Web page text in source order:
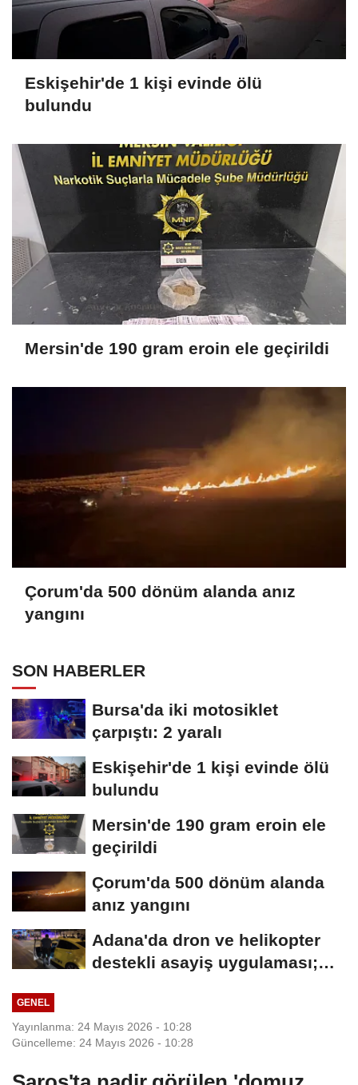
Eskişehir'de 1 kişi evinde ölü
bulundu
Mersin'de 190 gram eroin ele geçirildi
Çorum'da 500 dönüm alanda anız
yangını
SON HABERLER
Bursa'da iki motosiklet
çarpıştı: 2 yaralı
Eskişehir'de 1 kişi evinde ölü
bulundu
Mersin'de 190 gram eroin ele
geçirildi
Çorum'da 500 dönüm alanda
anız yangını
Adana'da dron ve helikopter
destekli asayiş uygulaması;
GENEL
Yayınlanma: 24 Mayıs 2026 - 10:28
Güncelleme: 24 Mayıs 2026 - 10:28